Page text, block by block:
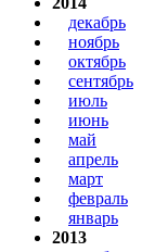
декабрь
ноябрь
октябрь
сентябрь
июль
июнь
май
апрель
март
февраль
январь
2013